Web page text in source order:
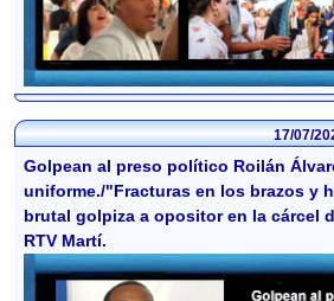
17/07/
Golpean al preso político Roilán
uniforme./"Fracturas en los brazos y
brutal golpiza a opositor en la cárcel
RTV Martí.